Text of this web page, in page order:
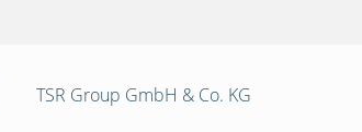
TSR Group GmbH & Co. KG